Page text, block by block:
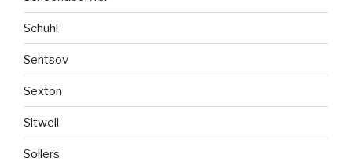
Schuhl
Sentsov
Sexton
Sitwell
Sollers